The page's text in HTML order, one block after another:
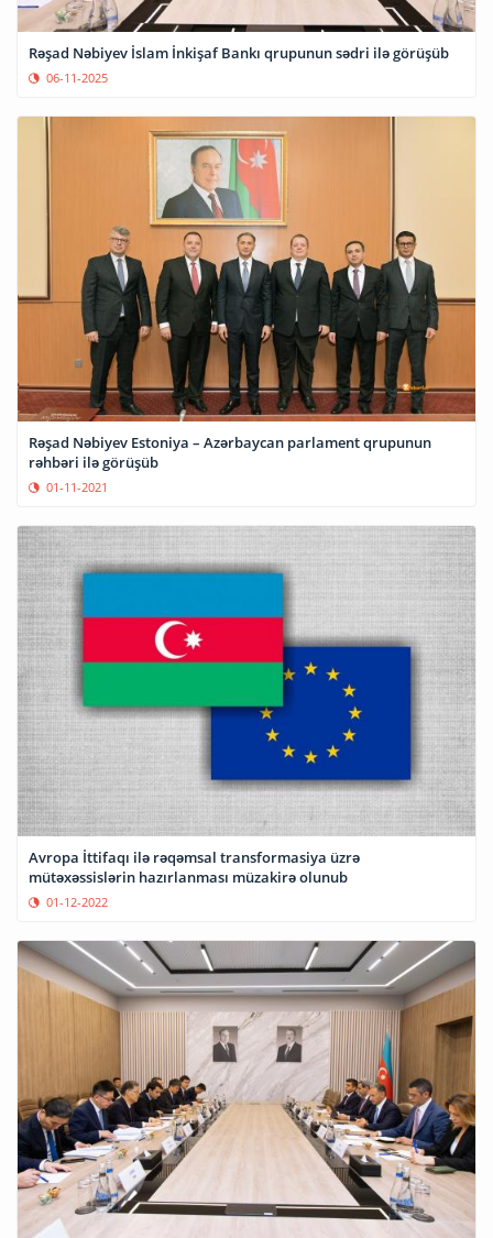
Rəşad Nəbiyev İslam İnkişaf Bankı qrupunun sədri ilə görüşüb
06-11-2025
Rəşad Nəbiyev Estoniya – Azərbaycan parlament qrupunun
rəhbəri ilə görüşüb
01-11-2021
Avropa İttifaqı ilə rəqəmsal transformasiya üzrə
mütəxəssislərin hazırlanması müzakirə olunub
01-12-2022